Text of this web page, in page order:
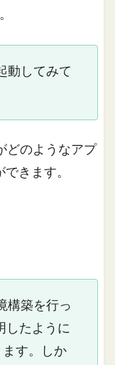
動してみて
どのようなアプ
きます。
構築を行っ
したように
す。しか